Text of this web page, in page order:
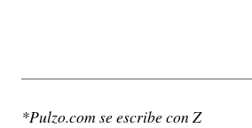
*Pulzo.com se escribe con Z